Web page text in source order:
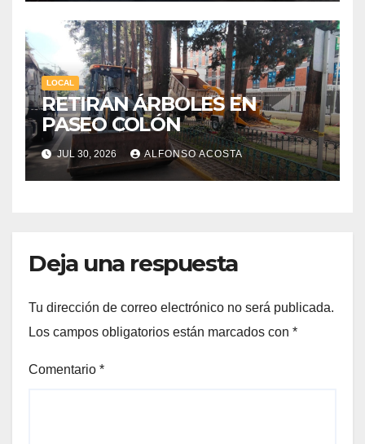
LOCAL
RETIRAN ÁRBOLES EN
PASEO COLÓN
JUL 30, 2026 ALFONSO ACOSTA
Deja una respuesta
Tu dirección de correo electrónico no será publicada.
Los campos obligatorios están marcados con *
Comentario *